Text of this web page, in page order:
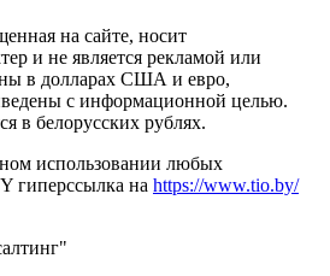
на сайте, носит
и не является рекламой или
в долларах США и евро,
с информационной целью.
в белорусских рублях.
использовании любых
гиперссылка на https://www.tio.by/